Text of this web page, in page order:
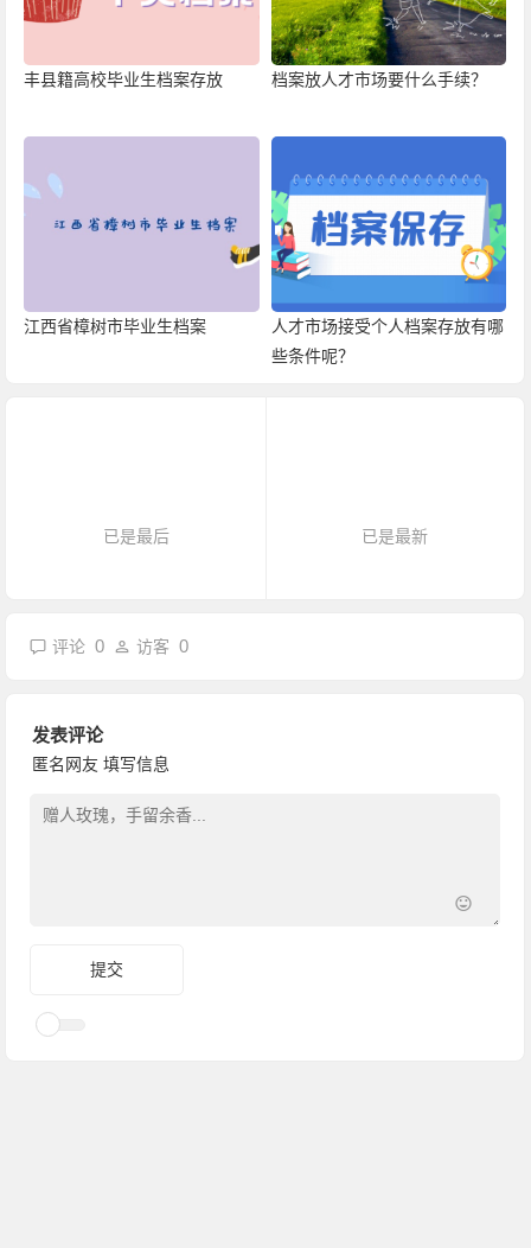
丰县籍高校毕业生档案存放 档案放人才市场要什么手续？
江西省樟树市毕业生档案
人才市场接受个人档案存放有哪
些条件呢？
已是最后 已是最新
评论0 访客0
发表评论
匿名网友 填写信息